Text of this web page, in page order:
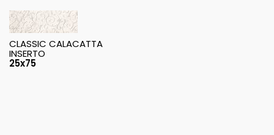
CLASSIC CALACATTA
INSERTO
25x75